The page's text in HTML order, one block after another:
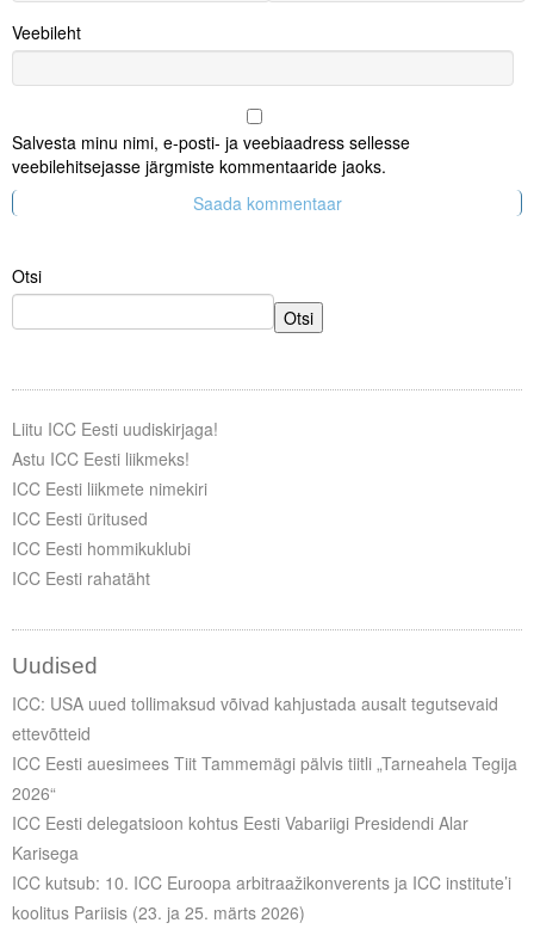
Veebileht
Salvesta minu nimi, e-posti- ja veebiaadress sellesse
veebilehitsejasse järgmiste kommentaaride jaoks.
Otsi
Otsi
Liitu ICC Eesti uudiskirjaga!
Astu ICC Eesti liikmeks!
ICC Eesti liikmete nimekiri
ICC Eesti üritused
ICC Eesti hommikuklubi
ICC Eesti rahatäht
Uudised
ICC: USA uued tollimaksud võivad kahjustada ausalt tegutsevaid
ettevõtteid
ICC Eesti auesimees Tiit Tammemägi pälvis tiitli „Tarneahela Tegija
2026“
ICC Eesti delegatsioon kohtus Eesti Vabariigi Presidendi Alar
Karisega
ICC kutsub: 10. ICC Euroopa arbitraažikonverents ja ICC institute’i
koolitus Pariisis (23. ja 25. märts 2026)